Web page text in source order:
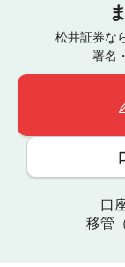
松井証券な
署名
口
移管